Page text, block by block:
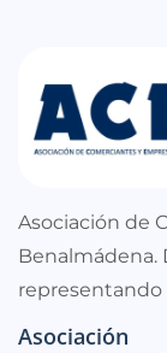
Asociación de
Benalmádena.
representando
Asociación